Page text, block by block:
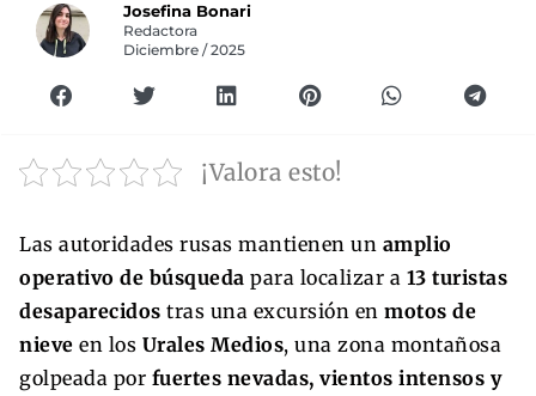
Josefina Bonari
Redactora
Diciembre / 2025
¡Valora esto!
Las autoridades rusas mantienen un amplio
operativo de búsqueda para localizar a 13 turistas
desaparecidos tras una excursión en motos de
nieve en los Urales Medios, una zona montañosa
golpeada por fuertes nevadas, vientos intensos y